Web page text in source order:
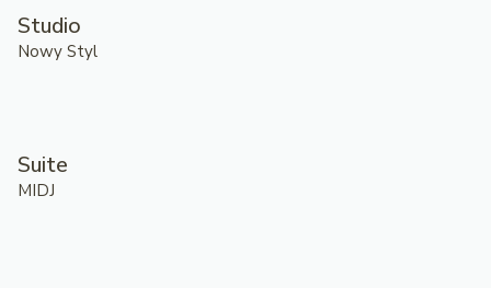
Studio
Nowy Styl
Suite
MIDJ